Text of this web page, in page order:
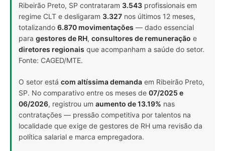
Ribeirão Preto, SP contrataram 3.543 profissionais em
regime CLT e desligaram 3.327 nos últimos 12 meses,
totalizando 6.870 movimentações — dado essencial
para gestores de RH, consultores de remuneração e
diretores regionais que acompanham a saúde do setor.
Fonte: CAGED/MTE.
O setor está com altíssima demanda em Ribeirão Preto,
SP. No comparativo entre os meses de 07/2025 e
06/2026, registrou um aumento de 13.19% nas
contratações — pressão competitiva por talentos na
localidade que exige de gestores de RH uma revisão da
política salarial e marca empregadora.